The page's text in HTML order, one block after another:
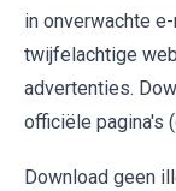
in onverwachte
twijfelachtige
advertenties.
officiële pagina's
Download geen